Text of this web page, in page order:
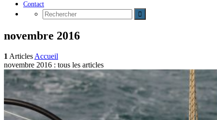
Contact
novembre 2016
1 Articles Accueil
novembre 2016 : tous les articles